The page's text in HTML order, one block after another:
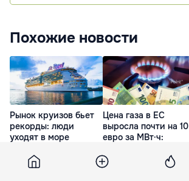
Похожие новости
Рынок круизов бьет
рекорды: люди
уходят в море
кризисам
Цена газа в ЕС
выросла почти на 10
евро за МВт·ч:
снижение к ноябрю